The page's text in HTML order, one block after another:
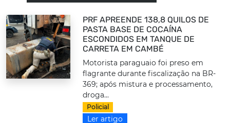
PRF APREENDE 138,8 QUILOS DE
PASTA BASE DE COCAÍNA
ESCONDIDOS EM TANQUE DE
CARRETA EM CAMBÉ
Motorista paraguaio foi preso em
flagrante durante fiscalização na BR-
369; após mistura e processamento,
droga...
Policial
Ler artigo